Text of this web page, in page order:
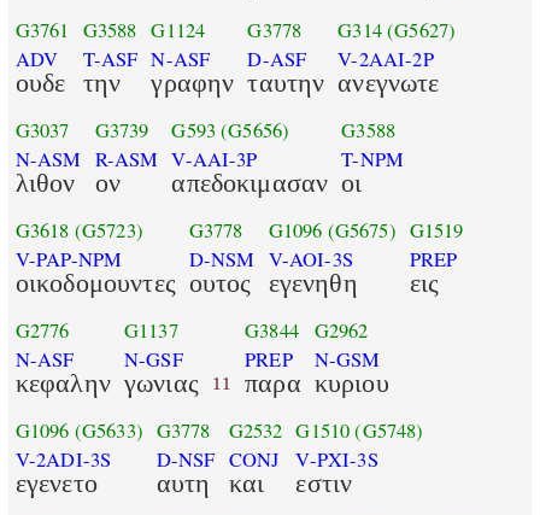
G3761
ADV
ουδε
G3588
T-ASF
την
G1124
N-ASF
γραφην
G3778
D-ASF
ταυτην
G314(G5627)
V-2AAI-2P
ανεγνωτε
G3037
N-ASM
λιθον
G3739
R-ASM
ον
G593 (G5656)
V-AAI-3P
απεδοκιμασαν
G3588
T-NPM
οι
G3618 (G5723)
V-PAP-NPM
οικοδομουντες
G3778
D-NSM
ουτος
G1096 (G5675)
V-AOI-3S
εγενηθη
G1519
PREP
εις
G2776
N-ASF
κεφαλην
G1137
N-GSF
γωνιας 11
G3844
PREP
παρα
G2962
N-GSM
κυριου
G1096 (G5633)
V-2ADI-3S
εγενετο
G3778
D-NSF
αυτη
G2532
CONJ
και
G1510 (G5748)
V-PXI-3S
εστιν